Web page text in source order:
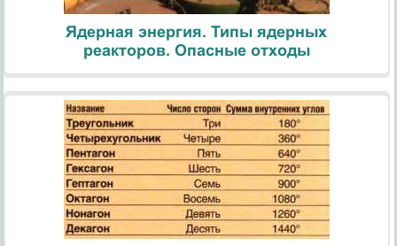
Ядерная энергия. Типы ядерных
реакторов. Опасные отходы